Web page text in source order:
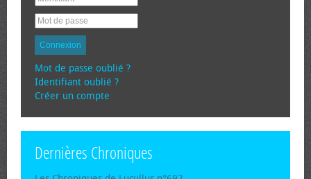
Connexion
Mot de passe oublié ?
Identifiant oublié ?
Créer un compte
Dernières Chroniques